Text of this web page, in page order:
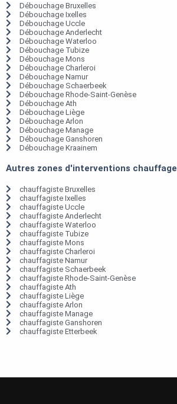
Débouchage Bruxelles
Débouchage Ixelles
Débouchage Uccle
Débouchage Anderlecht
Débouchage Waterloo
Débouchage Tubize
Débouchage Mons
Débouchage Charleroi
Débouchage Namur
Débouchage Schaerbeek
Débouchage Rhode-Saint-Genèse
Débouchage Ath
Débouchage Liège
Débouchage Arlon
Débouchage Manage
Débouchage Ganshoren
Débouchage Kraainem
Autres zones d'interventions chauffage
chauffagiste Bruxelles
chauffagiste Ixelles
chauffagiste Uccle
chauffagiste Anderlecht
chauffagiste Waterloo
chauffagiste Tubize
chauffagiste Mons
chauffagiste Charleroi
chauffagiste Namur
chauffagiste Schaerbeek
chauffagiste Rhode-Saint-Genèse
chauffagiste Ath
chauffagiste Liège
chauffagiste Arlon
chauffagiste Manage
chauffagiste Ganshoren
chauffagiste Etterbeek